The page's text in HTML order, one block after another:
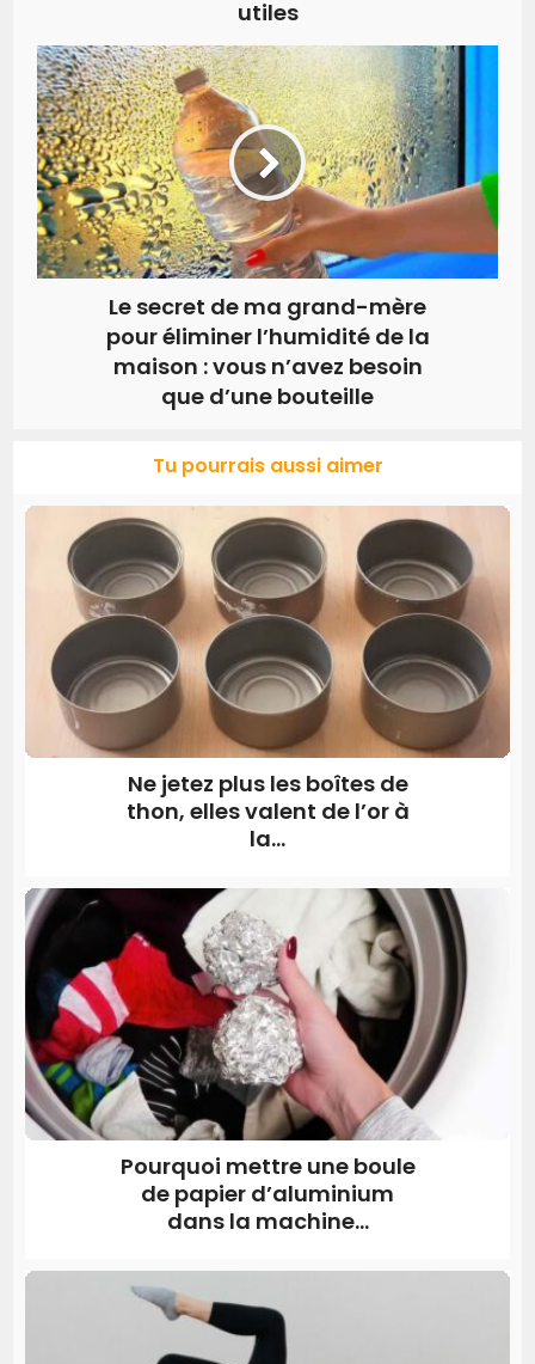
utiles
Le secret de ma grand-mère
pour éliminer l’humidité de la
maison : vous n’avez besoin
que d’une bouteille
Tu pourrais aussi aimer
Ne jetez plus les boîtes de
thon, elles valent de l’or à
la...
Pourquoi mettre une boule
de papier d’aluminium
dans la machine...